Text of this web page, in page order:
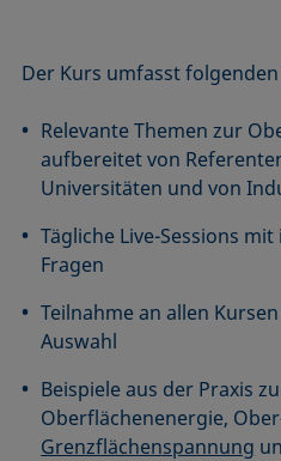
Der Kurs umfasst
Relevante Themen zur
aufbereitet von
Universitäten und von
Tägliche Live-Sessions
Fragen
Teilnahme an allen
Auswahl
Beispiele aus der Praxis
Oberflächenenergie,
Grenzflächenspannung